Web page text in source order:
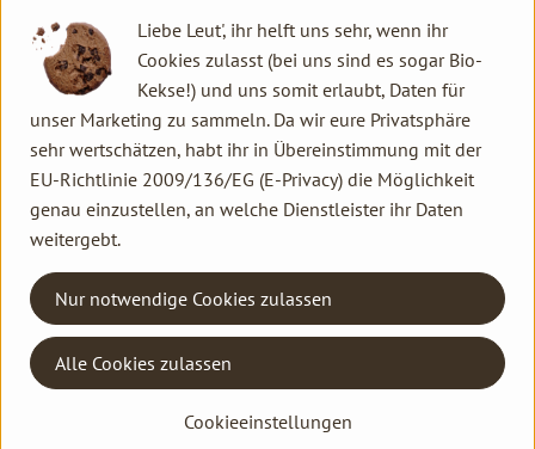
Zutaten
Produktdatenblatt
Herkunft
Hersteller: Dschinn GmbH & Co. KG
DISTILLERIA WALCHER
Liebe Leut', ihr helft uns sehr, wenn ihr
Cookies zulasst (bei uns sind es sogar Bio-
Kekse!) und uns somit erlaubt, Daten für
unser Marketing zu sammeln. Da wir eure Privatsphäre
sehr wertschätzen, habt ihr in Übereinstimmung mit der
EU-Richtlinie 2009/136/EG (E-Privacy) die Möglichkeit
genau einzustellen, an welche Dienstleister ihr Daten
weitergebt.
Cookieeinstellungen
Nur notwendige Cookies zulassen
Alle Cookies zulassen